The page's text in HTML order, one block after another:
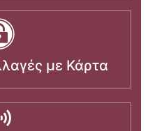
με Κάρτα